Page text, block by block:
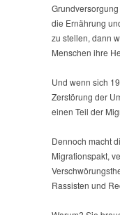
die Ernährung
zu stellen, dann
Menschen ihre
Und wenn sich
Zerstörung der
einen Teil der
Dennoch macht
Migrationspakt,
Rassisten und